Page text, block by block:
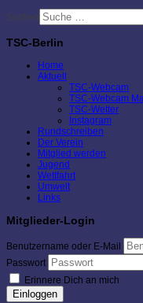
Suchen
TSC-Berlin
Home
Aktuell
TSC-Webcam
TSC-Webcam
TSC-Wetter
Instagram
Rundschreiben
Der Verein
Mitglied werden
Jugend
Wettfahrt
Umwelt
Links
Mitglieder-Login
Benutzername oder E-Mail
Passwort
Erinnere Dich an mich
Einloggen